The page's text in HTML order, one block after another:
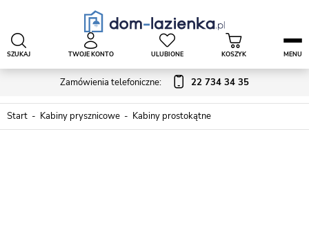
Zamówienia telefoniczne: 22 734 34 35
SZUKAJ TWOJE KONTO ULUBIONE KOSZYK MENU
Start Kabiny prysznicowe Kabiny prostokątne